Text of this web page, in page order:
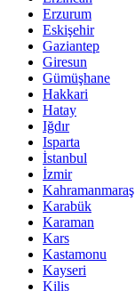
Erzurum
Eskişehir
Gaziantep
Giresun
Gümüşhane
Hakkari
Hatay
Iğdır
Isparta
İstanbul
İzmir
Kahramanmaraş
Karabük
Karaman
Kars
Kastamonu
Kayseri
Kilis